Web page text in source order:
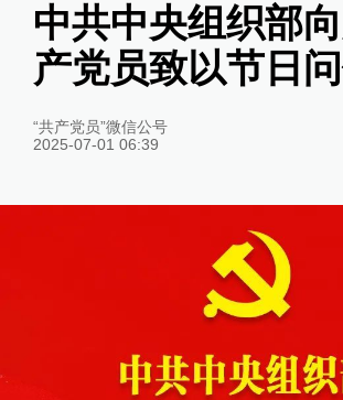
中共中央组织部
产党员致以节日
“共产党员”微信公号
2025-07-01 06:39